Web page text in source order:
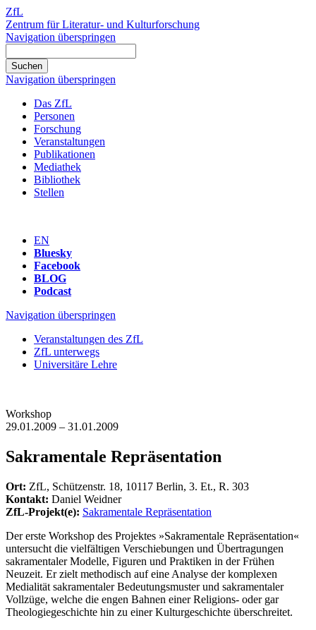
ZfL
Zentrum für Literatur- und Kulturforschung
Navigation überspringen
Navigation überspringen
Das ZfL
Personen
Forschung
Veranstaltungen
Publikationen
Mediathek
Bibliothek
Stellen
EN
Bluesky
Facebook
BLOG
Podcast
Navigation überspringen
Veranstaltungen des ZfL
ZfL unterwegs
Universitäre Lehre
Workshop
29.01.2009 – 31.01.2009
Sakramentale Repräsentation
Ort: ZfL, Schützenstr. 18, 10117 Berlin, 3. Et., R. 303
Kontakt: Daniel Weidner
ZfL-Projekt(e): Sakramentale Repräsentation
Der erste Workshop des Projektes »Sakramentale Repräsentation«
untersucht die vielfältigen Verschiebungen und Übertragungen
sakramentaler Modelle, Figuren und Praktiken in der Frühen
Neuzeit. Er zielt methodisch auf eine Analyse der komplexen
Medialität sakramentaler Bedeutungsmuster und sakramentaler
Vollzüge, welche die engen Bahnen einer Religions- oder gar
Theologiegeschichte hin zu einer Kulturgeschichte überschreitet.